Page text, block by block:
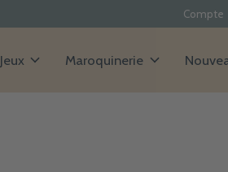
Compte
Jeux Maroquinerie